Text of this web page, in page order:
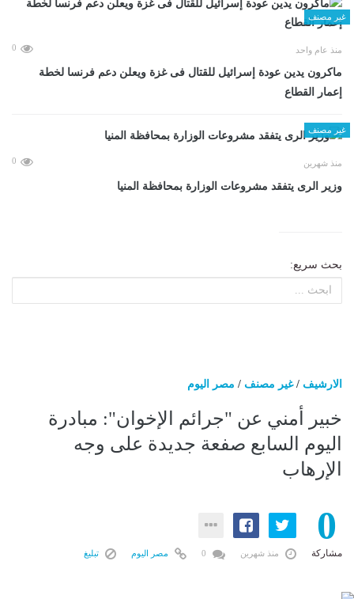
غير مصنف
منذ عام واحد 0
ماكرون يدين عودة إسرائيل للقتال فى غزة ويعلن دعم فرنسا لخطة
إعمار القطاع
غير مصنف
منذ شهرين 0
وزير الرى يتفقد مشروعات الوزارة بمحافظة المنيا
بحث سريع:
الارشيف /غير مصنف / مصر اليوم
خبير أمني عن "جرائم الإخوان": مبادرة
اليوم السابع صفعة جديدة على وجه
الإرهاب
0
مشاركة منذ شهرين مصر اليوم تبليغ